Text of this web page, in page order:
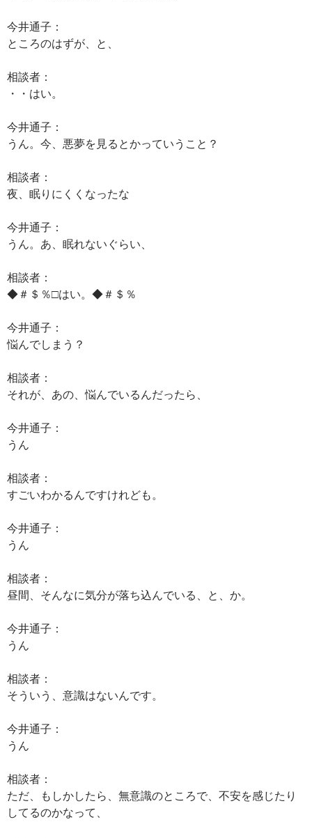
今井通子：
ところのはずが、と、
相談者：
・・はい。
今井通子：
うん。今、悪夢を見るとかっていうこと？
相談者：
夜、眠りにくくなったな
今井通子：
うん。あ、眠れないぐらい、
相談者：
◆＃＄％□はい。◆＃＄％
今井通子：
悩んでしまう？
相談者：
それが、あの、悩んでいるんだったら、
今井通子：
うん
相談者：
すごいわかるんですけれども。
今井通子：
うん
相談者：
昼間、そんなに気分が落ち込んでいる、と、か。
今井通子：
うん
相談者：
そういう、意識はないんです。
今井通子：
うん
相談者：
ただ、もしかしたら、無意識のところで、不安を感じたり
してるのかなって、